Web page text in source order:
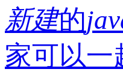
新建的
家可以一